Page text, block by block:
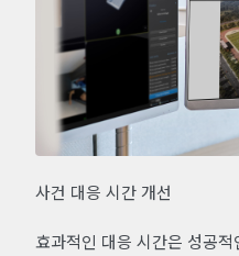
사건 대응 시간 개선
효과적인 대응 시간은 성공